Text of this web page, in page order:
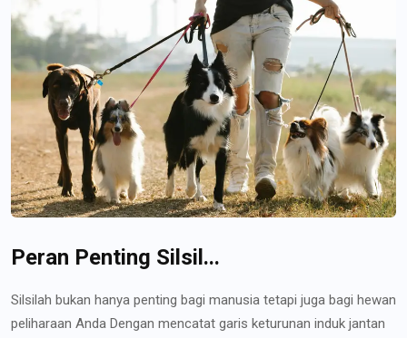
Peran Penting Silsil...
Silsilah bukan hanya penting bagi manusia tetapi juga bagi hewan
peliharaan Anda Dengan mencatat garis keturunan induk jantan